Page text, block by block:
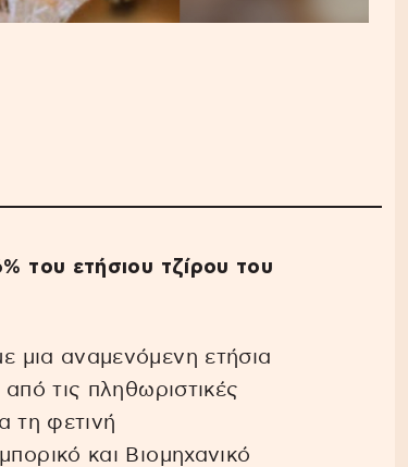
του ετήσιου τζίρου του
μια αναμενόμενη ετήσια
τις πληθωριστικές
τη φετινή
και Βιομηχανικό